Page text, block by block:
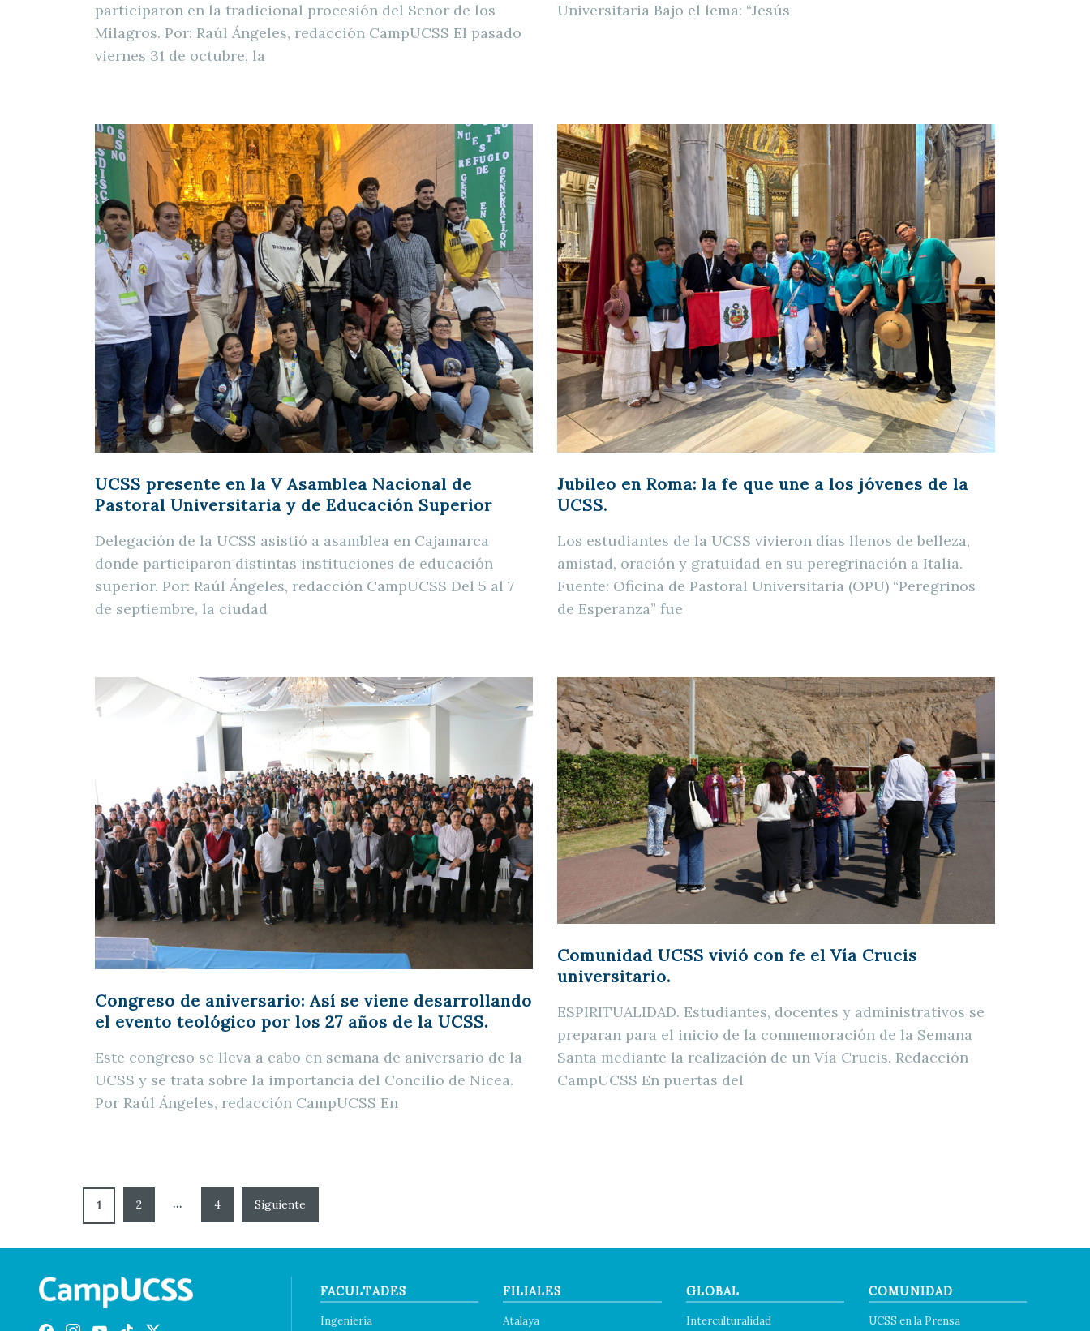
participaron en la tradicional procesión del Señor de los
Milagros. Por: Raúl Ángeles, redacción CampUCSS El pasado
viernes 31 de octubre, la
Universitaria Bajo el lema: “Jesús
UCSS presente en la V Asamblea Nacional de
Pastoral Universitaria y de Educación Superior
Delegación de la UCSS asistió a asamblea en Cajamarca
donde participaron distintas instituciones de educación
superior. Por: Raúl Ángeles, redacción CampUCSS Del 5 al 7
de septiembre, la ciudad
Jubileo en Roma: la fe que une a los jóvenes de la
UCSS.
Los estudiantes de la UCSS vivieron días llenos de belleza,
amistad, oración y gratuidad en su peregrinación a Italia.
Fuente: Oficina de Pastoral Universitaria (OPU) “Peregrinos
de Esperanza” fue
Congreso de aniversario: Así se viene desarrollando
el evento teológico por los 27 años de la UCSS.
Este congreso se lleva a cabo en semana de aniversario de la
UCSS y se trata sobre la importancia del Concilio de Nicea.
Por Raúl Ángeles, redacción CampUCSS En
Comunidad UCSS vivió con fe el Vía Crucis
universitario.
ESPIRITUALIDAD. Estudiantes, docentes y administrativos se
preparan para el inicio de la conmemoración de la Semana
Santa mediante la realización de un Vía Crucis. Redacción
CampUCSS En puertas del
1 2 … 4
FACULTADES
Ingeniería
FILIALES
Atalaya
GLOBAL
Interculturalidad
COMUNIDAD
UCSS en la Prensa